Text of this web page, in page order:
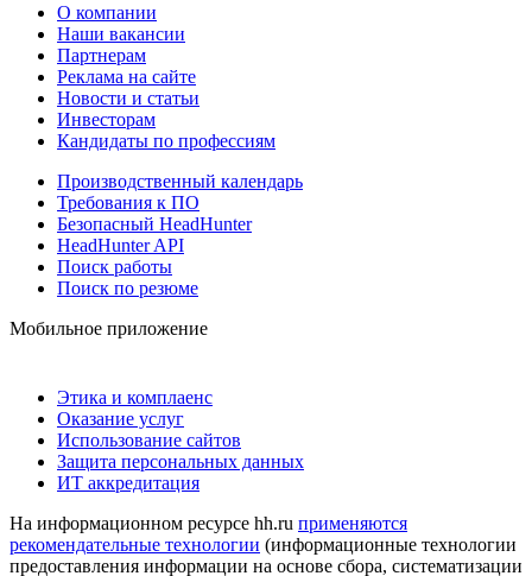
О компании
Наши вакансии
Партнерам
Реклама на сайте
Новости и статьи
Инвесторам
Кандидаты по профессиям
Производственный календарь
Требования к ПО
Безопасный HeadHunter
HeadHunter API
Поиск работы
Поиск по резюме
Мобильное приложение
Этика и комплаенс
Оказание услуг
Использование сайтов
Защита персональных данных
ИТ аккредитация
На информационном ресурсе hh.ru применяются
рекомендательные технологии (информационные технологии
предоставления информации на основе сбора, систематизации